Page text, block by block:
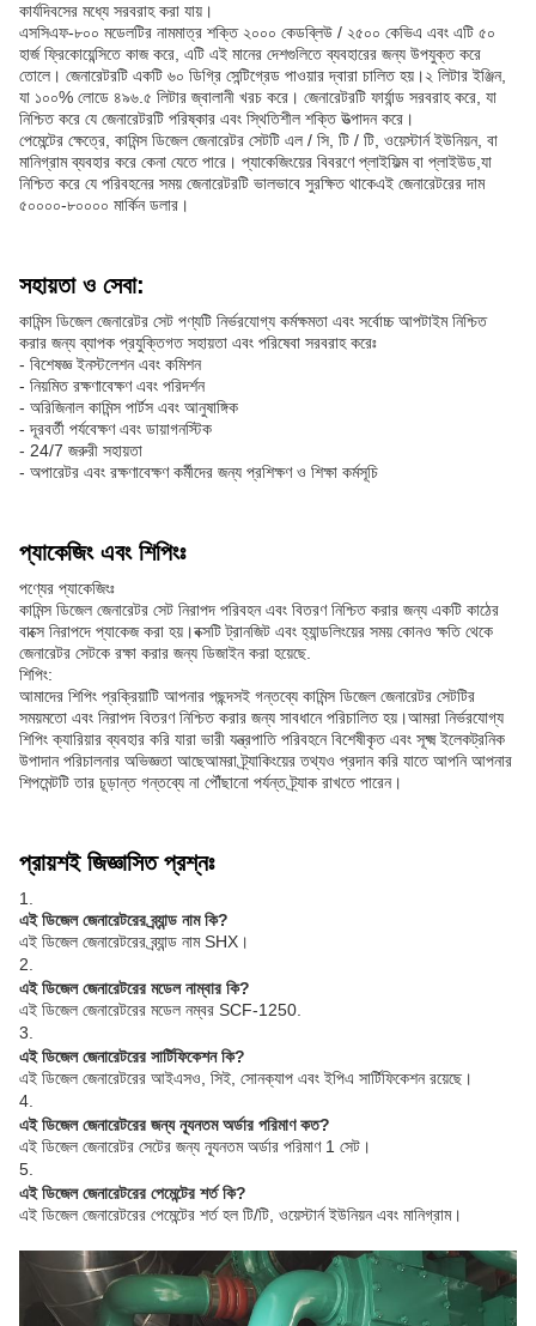
কার্যদিবসের মধ্যে সরবরাহ করা যায়।
এসসিএফ-৮০০ মডেলটির নামমাত্র শক্তি ২০০০ কেডব্লিউ / ২৫০০ কেভিএ এবং এটি ৫০
হার্জ ফ্রিকোয়েন্সিতে কাজ করে, এটি এই মানের দেশগুলিতে ব্যবহারের জন্য উপযুক্ত করে
তোলে। জেনারেটরটি একটি ৬০ ডিগ্রি সেন্টিগ্রেড পাওয়ার দ্বারা চালিত হয়।২ লিটার ইঞ্জিন,
যা ১০০% লোডে ৪৯৬.৫ লিটার জ্বালানী খরচ করে। জেনারেটরটি ফার্যান্ড সরবরাহ করে, যা
নিশ্চিত করে যে জেনারেটরটি পরিষ্কার এবং স্থিতিশীল শক্তি উত্পাদন করে।
পেমেন্টের ক্ষেত্রে, কামিন্স ডিজেল জেনারেটর সেটটি এল / সি, টি / টি, ওয়েস্টার্ন ইউনিয়ন, বা
মানিগ্রাম ব্যবহার করে কেনা যেতে পারে। প্যাকেজিংয়ের বিবরণে প্লাইফিল্ম বা প্লাইউড,যা
নিশ্চিত করে যে পরিবহনের সময় জেনারেটরটি ভালভাবে সুরক্ষিত থাকেএই জেনারেটরের দাম
৫০০০০-৮০০০০ মার্কিন ডলার।
সহায়তা ও সেবা:
কামিন্স ডিজেল জেনারেটর সেট পণ্যটি নির্ভরযোগ্য কর্মক্ষমতা এবং সর্বোচ্চ আপটাইম নিশ্চিত
করার জন্য ব্যাপক প্রযুক্তিগত সহায়তা এবং পরিষেবা সরবরাহ করেঃ
- বিশেষজ্ঞ ইনস্টলেশন এবং কমিশন
- নিয়মিত রক্ষণাবেক্ষণ এবং পরিদর্শন
- অরিজিনাল কামিন্স পার্টস এবং আনুষাঙ্গিক
- দূরবর্তী পর্যবেক্ষণ এবং ডায়াগনস্টিক
- 24/7 জরুরী সহায়তা
- অপারেটর এবং রক্ষণাবেক্ষণ কর্মীদের জন্য প্রশিক্ষণ ও শিক্ষা কর্মসূচি
প্যাকেজিং এবং শিপিংঃ
পণ্যের প্যাকেজিংঃ
কামিন্স ডিজেল জেনারেটর সেট নিরাপদ পরিবহন এবং বিতরণ নিশ্চিত করার জন্য একটি কাঠের
বাক্সে নিরাপদে প্যাকেজ করা হয়।বক্সটি ট্রানজিট এবং হ্যান্ডলিংয়ের সময় কোনও ক্ষতি থেকে
জেনারেটর সেটকে রক্ষা করার জন্য ডিজাইন করা হয়েছে.
শিপিং:
আমাদের শিপিং প্রক্রিয়াটি আপনার পছন্দসই গন্তব্যে কামিন্স ডিজেল জেনারেটর সেটটির
সময়মতো এবং নিরাপদ বিতরণ নিশ্চিত করার জন্য সাবধানে পরিচালিত হয়।আমরা নির্ভরযোগ্য
শিপিং ক্যারিয়ার ব্যবহার করি যারা ভারী যন্ত্রপাতি পরিবহনে বিশেষীকৃত এবং সূক্ষ্ম ইলেকট্রনিক
উপাদান পরিচালনার অভিজ্ঞতা আছেআমরা ট্র্যাকিংয়ের তথ্যও প্রদান করি যাতে আপনি আপনার
শিপমেন্টটি তার চূড়ান্ত গন্তব্যে না পৌঁছানো পর্যন্ত ট্র্যাক রাখতে পারেন।
প্রায়শই জিজ্ঞাসিত প্রশ্নঃ
1.
এই ডিজেল জেনারেটরের ব্র্যান্ড নাম কি?
এই ডিজেল জেনারেটরের ব্র্যান্ড নাম SHX।
2.
এই ডিজেল জেনারেটরের মডেল নাম্বার কি?
এই ডিজেল জেনারেটরের মডেল নম্বর SCF-1250.
3.
এই ডিজেল জেনারেটরের সার্টিফিকেশন কি?
এই ডিজেল জেনারেটরের আইএসও, সিই, সোনক্যাপ এবং ইপিএ সার্টিফিকেশন রয়েছে।
4.
এই ডিজেল জেনারেটরের জন্য ন্যূনতম অর্ডার পরিমাণ কত?
এই ডিজেল জেনারেটর সেটের জন্য ন্যূনতম অর্ডার পরিমাণ 1 সেট।
5.
এই ডিজেল জেনারেটরের পেমেন্টের শর্ত কি?
এই ডিজেল জেনারেটরের পেমেন্টের শর্ত হল টি/টি, ওয়েস্টার্ন ইউনিয়ন এবং মানিগ্রাম।